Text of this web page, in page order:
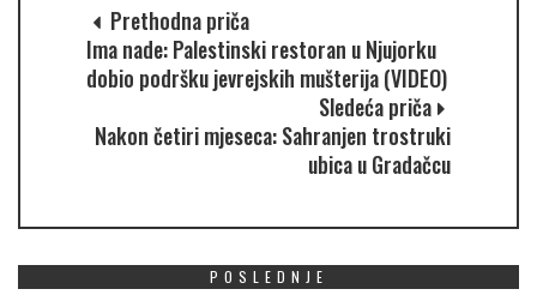
Prethodna priča
Ima nade: Palestinski restoran u Njujorku
dobio podršku jevrejskih mušterija (VIDEO)
Sledeća priča
Nakon četiri mjeseca: Sahranjen trostruki
ubica u Gradačcu
POSLEDNJE